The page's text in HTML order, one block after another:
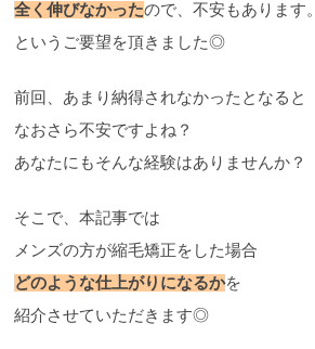
全く伸びなかったので、不安もあります。
というご要望を頂きました◎
前回、あまり納得されなかったとなると
なおさら不安ですよね？
あなたにもそんな経験はありませんか？
そこで、本記事では
メンズの方が縮毛矯正をした場合
どのような仕上がりになるかを
紹介させていただきます◎